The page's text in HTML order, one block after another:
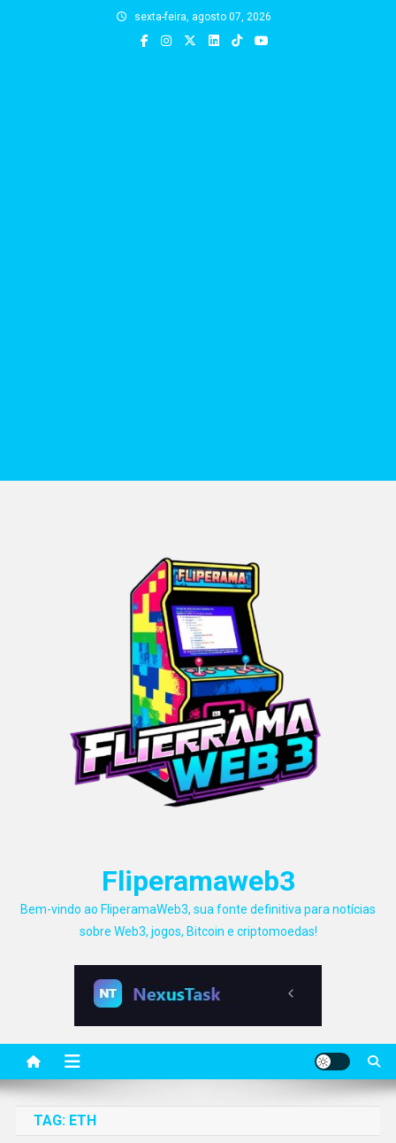
sexta-feira, agosto 07, 2026
Fliperamaweb3
Bem-vindo ao FliperamaWeb3, sua fonte definitiva para notícias
sobre Web3, jogos, Bitcoin e criptomoedas!
TAG: ETH